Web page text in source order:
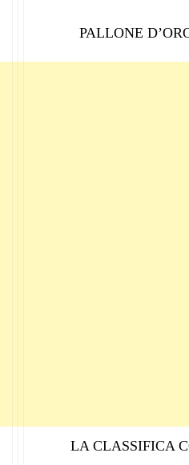
PALLONE
LA CLASSIFICA